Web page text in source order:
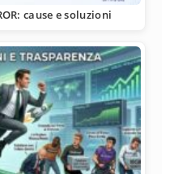
cause e soluzioni